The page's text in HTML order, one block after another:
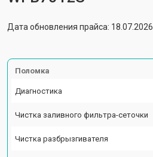
Дата обновления прайса: 18.07.2026
Поломка
Диагностика
Чистка заливного фильтра-сеточки
Чистка разбрызгивателя